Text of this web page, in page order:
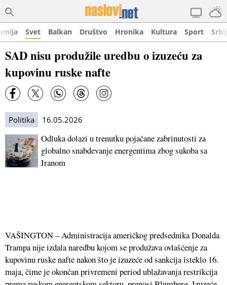
Svet Balkan Društvo Hronika Kultura Sport
SAD nisu produžile uredbu o izuzeću za
kupovinu ruske nafte
Politika 16.05.2026
Odluka dolazi u trenutku pojačane zabrinutosti za
globalno snabdevanje energentima zbog sukoba sa
Iranom
VAŠINGTON – Administracija američkog predsednika Donalda
Trampa nije izdala naredbu kojom se produžava ovlašćenje za
kupovinu ruske nafte nakon što je izuzeće od sankcija isteklo 16.
maja, čime je okončan privremeni period ublažavanja restrikcija